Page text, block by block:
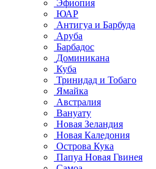
Эфиопия
ЮАР
Антигуа и Барбуда
Аруба
Барбадос
Доминикана
Куба
Тринидад и Тобаго
Ямайка
Австралия
Вануату
Новая Зеландия
Новая Каледония
Острова Кука
Папуа Новая Гвинея